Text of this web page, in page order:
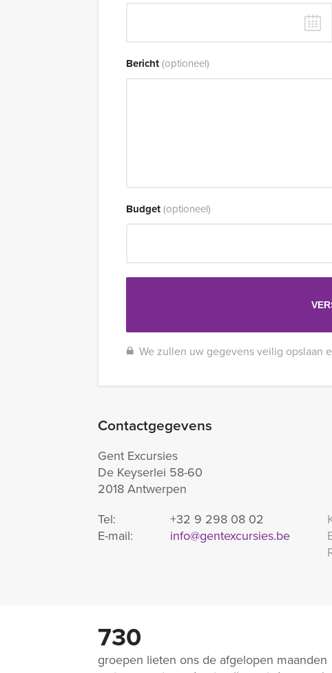
Bericht(optioneel)
Budget(optioneel)
We zullen uw gegevens veilig opslaan
Contactgegevens
Gent Excursies
De Keyserlei 58-60
2018 Antwerpen
Tel:
+32 9 298 08 02
E-mail:
info@gentexcursies.be
730
groepen lieten ons de afgelopen maanden